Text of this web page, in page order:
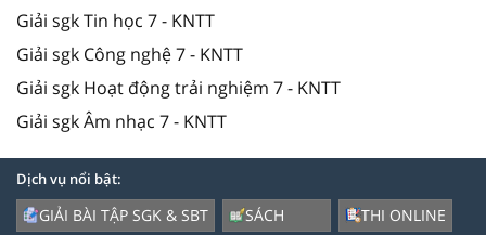
Giải sgk Tin học 7 - KNTT
Giải sgk Công nghệ 7 - KNTT
Giải sgk Hoạt động trải nghiệm 7 - KNTT
Giải sgk Âm nhạc 7 - KNTT
Dịch vụ nổi bật:
GIẢI BÀI TẬP SGK & SBT
SÁCH
THI ONLINE